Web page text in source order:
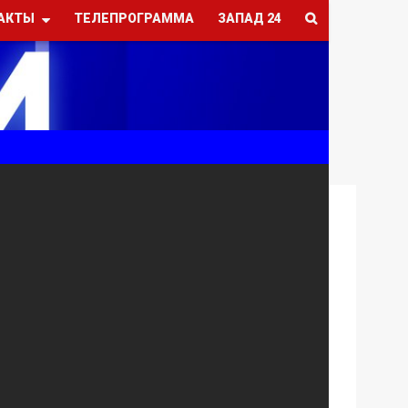
ТЕЛЕПРОГРАММА ЗАПАД 24